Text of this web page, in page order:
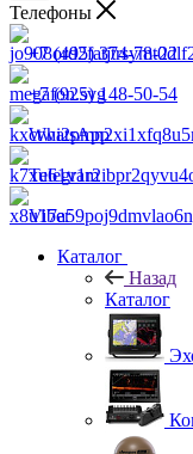
Телефоны
+7 (495) 374-78-22
+7 (925) 148-50-54
WhatsApp
Telegram
Viber
Каталог
Назад
Каталог